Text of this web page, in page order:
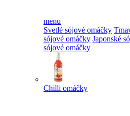
menu
Svetlé sójové omáčky
sójové omáčky Japonské
sójové omáčky
Chilli omáčky